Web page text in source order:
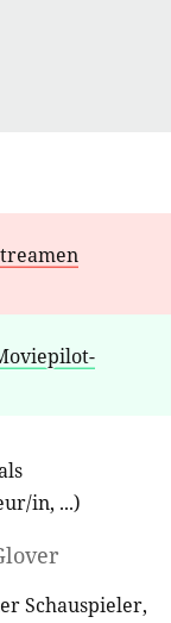
in, ...)
Schauspieler,